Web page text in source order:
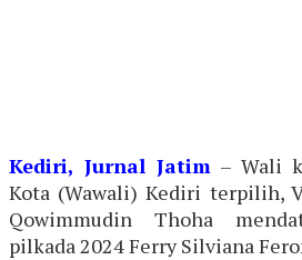
Kediri, Jurnal Jatim – Wali
Kota (Wawali) Kediri terpilih,
Qowimmudin Thoha
pilkada 2024 Ferry Silviana